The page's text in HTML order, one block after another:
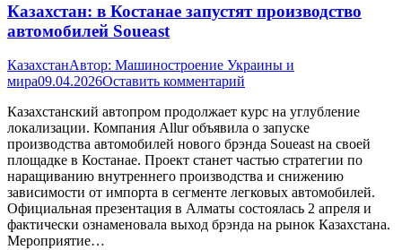
Казахстан: в Костанае запустят производство
автомобилей Soueast
КазахстанАвтор: Машиностроение Украины и
мира09.04.2026Оставить комментарий
Казахстанский автопром продолжает курс на углубление
локализации. Компания Allur объявила о запуске
производства автомобилей нового брэнда Soueast на своей
площадке в Костанае. Проект станет частью стратегии по
наращиванию внутреннего производства и снижению
зависимости от импорта в сегменте легковых автомобилей.
Официальная презентация в Алматы состоялась 2 апреля и
фактически ознаменовала выход брэнда на рынок Казахстана.
Мероприятие…